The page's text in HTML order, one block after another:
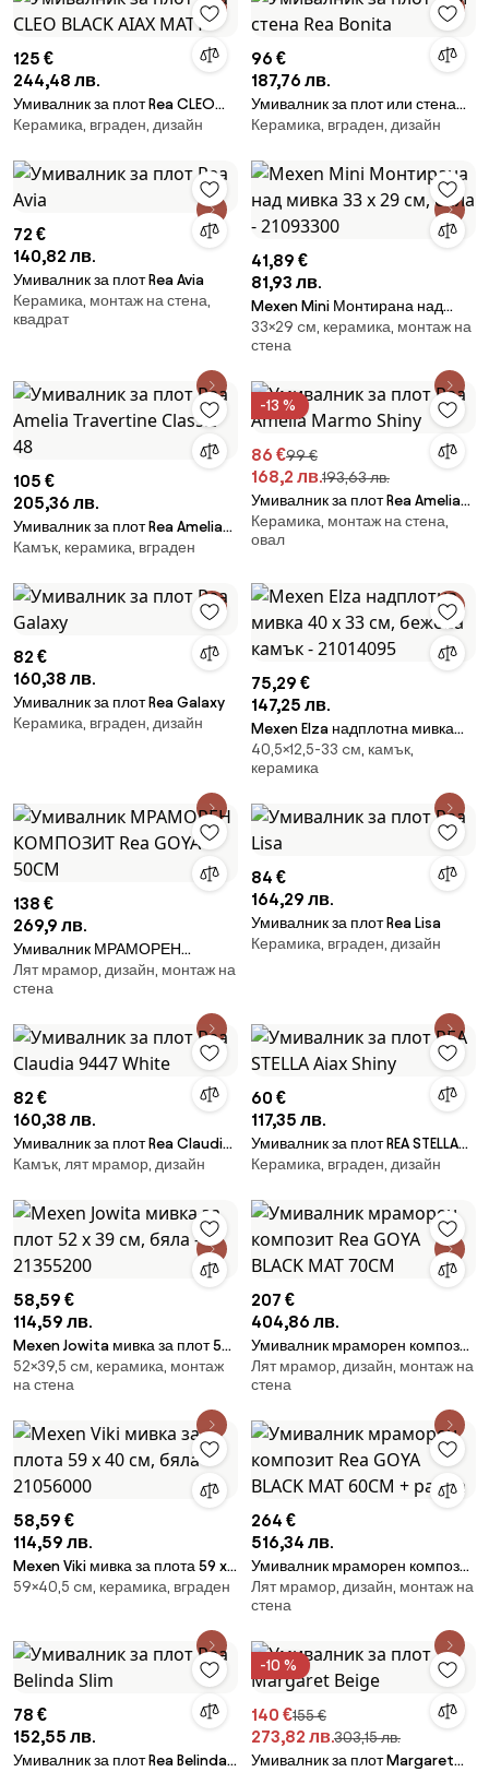
125 €
244,48 лв.
Умивалник за плот Rea CLEO
BLACK AIAX MATT
Керамика, вграден, дизайн
96 €
187,76 лв.
Умивалник за плот или стена
Rea Bonita
Керамика, вграден, дизайн
72 €
140,82 лв.
Умивалник за плот Rea Avia
Керамика, монтаж на стена,
квадрат
41,89 €
81,93 лв.
Mexen Mini Монтирана над
мивка 33 x 29 см, бяла -
21093300
33×29 cм, керамика, монтаж на
стена
105 €
205,36 лв.
Умивалник за плот Rea Amelia
Travertine Classic 48
Камък, керамика, вграден
-13 %
86 €99 €
168,2 лв.193,63 лв.
Умивалник за плот Rea Amelia
Marmo Shiny
Керамика, монтаж на стена,
овал
82 €
160,38 лв.
Умивалник за плот Rea Galaxy
Керамика, вграден, дизайн
75,29 €
147,25 лв.
Mexen Elza надплотна мивка
40 x 33 см, бежова камък -
21014095
40,5×12,5-33 cм, камък,
керамика
138 €
269,9 лв.
Умивалник МРАМОРЕН
КОМПОЗИТ Rea GOYA 50CM
Лят мрамор, дизайн, монтаж на
стена
84 €
164,29 лв.
Умивалник за плот Rea Lisa
Керамика, вграден, дизайн
82 €
160,38 лв.
Умивалник за плот Rea Claudia
9447 White
Камък, лят мрамор, дизайн
60 €
117,35 лв.
Умивалник за плот REA STELLA
Aiax Shiny
Керамика, вграден, дизайн
58,59 €
114,59 лв.
Mexen Jowita мивка за плот 52
x 39 см, бяла - 21355200
52×39,5 cм, керамика, монтаж
на стена
207 €
404,86 лв.
Умивалник мраморен композит
Rea GOYA BLACK MAT 70CM
Лят мрамор, дизайн, монтаж на
стена
58,59 €
114,59 лв.
Mexen Viki мивка за плота 59 x
40 см, бяла - 21056000
59×40,5 cм, керамика, вграден
264 €
516,34 лв.
Умивалник мраморен композит
Rea GOYA BLACK MAT 60CM +
рамка
Лят мрамор, дизайн, монтаж на
стена
78 €
152,55 лв.
Умивалник за плот Rea Belinda
-10 %
140 €155 €
273,82 лв.303,15 лв.
Умивалник за плот Margaret